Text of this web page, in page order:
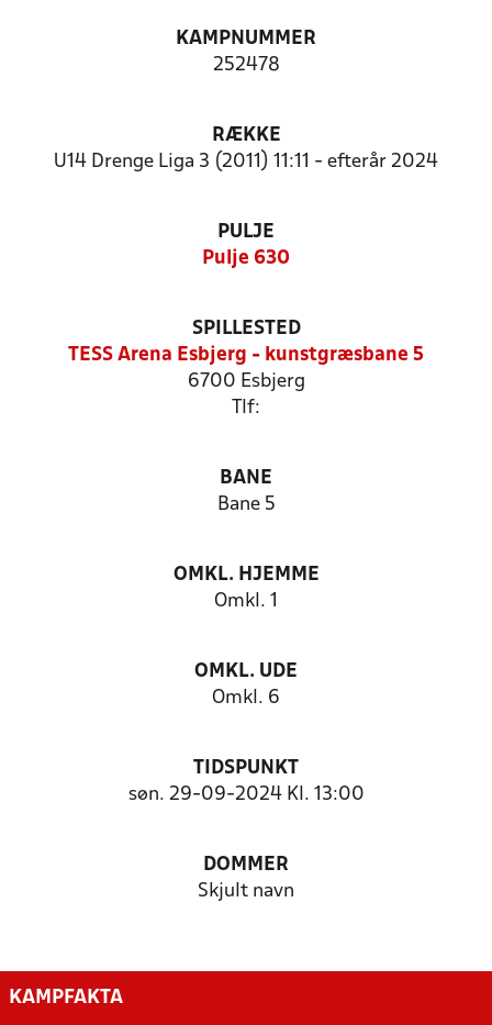
KAMPNUMMER
252478
RÆKKE
U14 Drenge Liga 3 (2011) 11:11 - efterår 2024
PULJE
Pulje 630
SPILLESTED
TESS Arena Esbjerg - kunstgræsbane 5
6700 Esbjerg
Tlf:
BANE
Bane 5
OMKL. HJEMME
Omkl. 1
OMKL. UDE
Omkl. 6
TIDSPUNKT
søn. 29-09-2024 Kl. 13:00
DOMMER
Skjult navn
KAMPFAKTA